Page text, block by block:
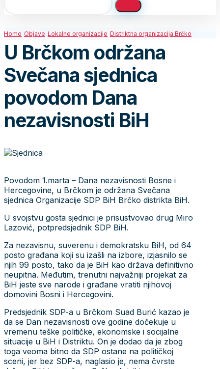
Home Objave Lokalne organizacije Distriktna organizacija Brčko
U Brčkom održana
Svečana sjednica
povodom Dana
nezavisnosti BiH
Povodom 1.marta – Dana nezavisnosti Bosne i
Hercegovine, u Brčkom je održana Svečana
sjednica Organizacije SDP BiH Brčko distrikta BiH.
U svojstvu gosta sjednici je prisustvovao drug Miro
Lazović, potpredsjednik SDP BiH.
Za nezavisnu, suverenu i demokratsku BiH, od 64
posto građana koji su izašli na izbore, izjasnilo se
njih 99 posto, tako da je BiH kao država definitivno
neupitna. Međutim, trenutni najvažniji projekat za
BiH jeste sve narode i građane vratiti njihovoj
domovini Bosni i Hercegovini.
Predsjednik SDP-a u Brčkom Suad Burić kazao je
da se Dan nezavisnosti ove godine dočekuje u
vremenu teške političke, ekonomske i socijalne
situacije u BiH i Distriktu. On je dodao da je zbog
toga veoma bitno da SDP ostane na političkoj
sceni, jer bez SDP-a, naglasio je, nema čvrste